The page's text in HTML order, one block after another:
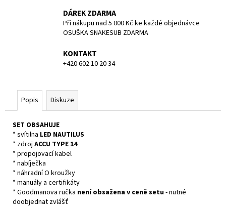
DÁREK ZDARMA
Při nákupu nad 5 000 Kč ke každé objednávce
OSUŠKA SNAKESUB ZDARMA
KONTAKT
+420 602 10 20 34
Popis Diskuze
SET OBSAHUJE
* svítilna LED NAUTILUS
* zdroj ACCU TYPE 14
* propojovací kabel
* nabíječka
* náhradní O kroužky
* manuály a certifikáty
* Goodmanova ručka není obsažena v ceně setu- nutné
doobjednat zvlášť